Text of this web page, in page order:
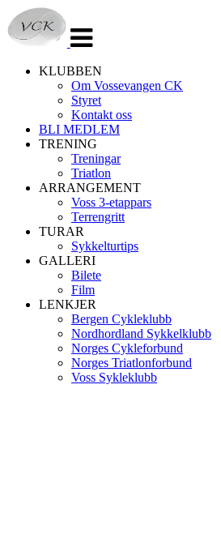
navigasjon
KLUBBEN
Om Vossevangen CK
Styret
Kontakt oss
BLI MEDLEM
TRENING
Treningar
Triatlon
ARRANGEMENT
Voss 3-etappars
Terrengritt
TURAR
Sykkelturtips
GALLERI
Bilete
Film
LENKJER
Bergen Cykleklubb
Nordhordland Sykkelklubb
Norges Cykleforbund
Norges Triatlonforbund
Voss Sykleklubb